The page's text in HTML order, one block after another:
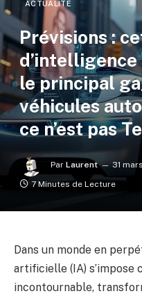
ACTUALITÉ
Prévisions :
le principal
véhicules
ce n’est pas
Par Laurent 31
7 Minutes de Lecture
Dans un monde en
artificielle (IA) s’impose
incontournable,